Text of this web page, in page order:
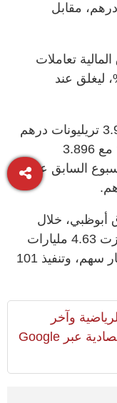
1.429 مليار درهم، مقابل
تعاملات
الماضي مرتفعاً بنسبة 0.21%، ليغلق عند
وارتفعت رسملة السوق إلى نحو 3.901 تريليونات درهم
بنهاية جلسة الأسبوع الماضي، مقارنة مع 3.896
السابق عليه،
خلال
تعاملات الأسبوع الماضي، سيولة جاوزت 4.63 مليارات
درهم، بعد التداول على نحو 1.19 مليار سهم، وتنفيذ 101
وآخر
المستجدات السياسية والإقتصادية عبر Google